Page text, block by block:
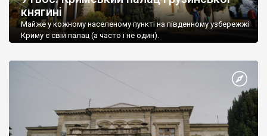
княгині
Майже у кожному населеному пункті на південному узбережжі
Криму є свій палац (а часто і не один).